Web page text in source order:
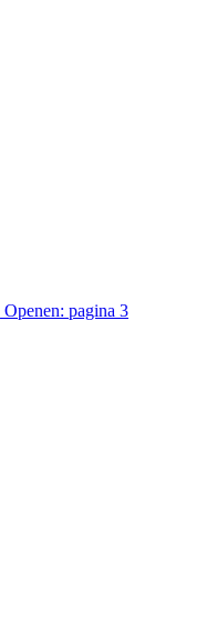
Openen: pagina 3